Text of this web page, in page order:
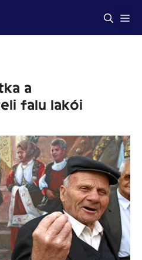
a
falu lakói